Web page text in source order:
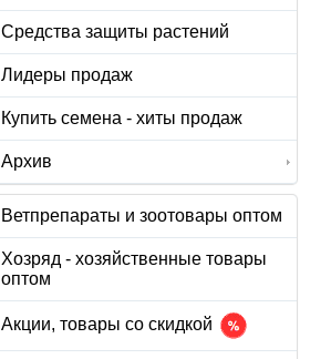
Средства защиты растений
Лидеры продаж
Купить семена - хиты продаж
Архив
Ветпрепараты и зоотовары оптом
Хозряд - хозяйственные товары
оптом
Акции, товары со скидкой